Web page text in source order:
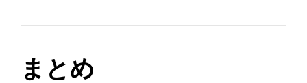
まとめ